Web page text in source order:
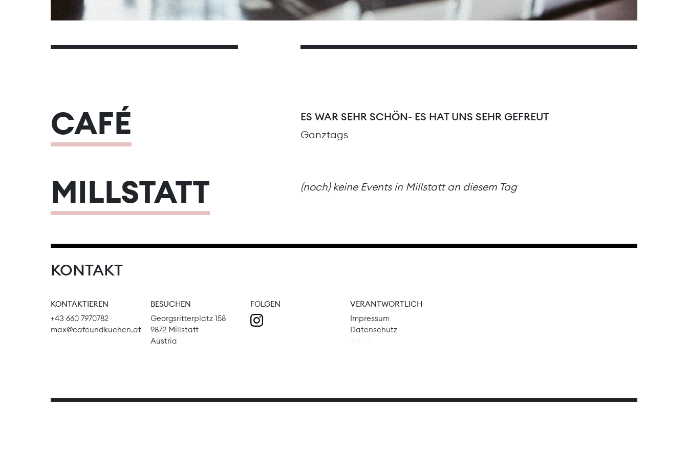
CAFÉ
ES WAR SEHR SCHÖN- ES HAT UNS SEHR GEFREUT
Ganztags
MILLSTATT (noch) keine Events in Millstatt an diesem Tag
KONTAKT
KONTAKTIEREN
+43 660 7970782
max@cafeundkuchen.at
BESUCHEN
Georgsritterplatz 158
9872 Millstatt
Austria
FOLGEN
VERANTWORTLICH
Impressum
Datenschutz